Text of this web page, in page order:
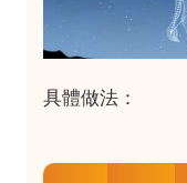
具體做法：